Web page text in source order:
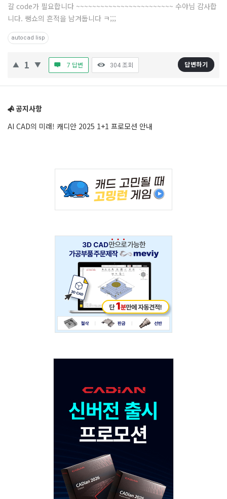
갈 code가 필요합니다 ~~~~~~~~~~~~~~~~~~~~~~~~ 수야님 감사합
니다. 쌩쇼의 흔적을 남겨둡니다 ㅋ;;;
autocad lisp
1 7 답변 304 조회 답변하기
공지사항
AI CAD의 미래! 캐디안 2025 1+1 프로모션 안내